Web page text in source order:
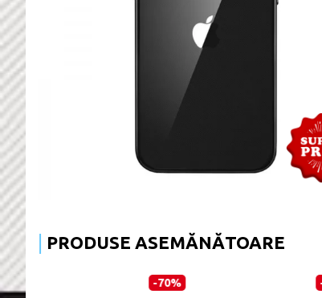
PRODUSE ASEMĂNĂTOARE
-70%